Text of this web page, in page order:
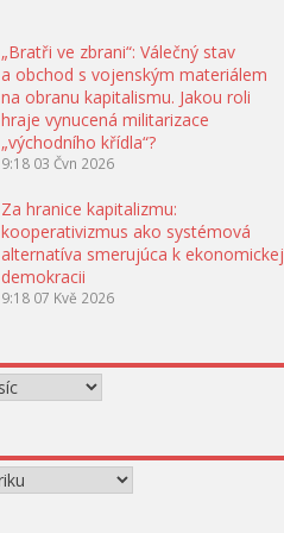
„Bratři ve zbrani“: Válečný stav
a obchod s vojenským materiálem
na obranu kapitalismu. Jakou roli
hraje vynucená militarizace
„východního křídla“?
9:18 03 Čvn 2026
Za hranice kapitalizmu:
kooperativizmus ako systémová
alternatíva smerujúca k ekonomickej
demokracii
9:18 07 Kvě 2026